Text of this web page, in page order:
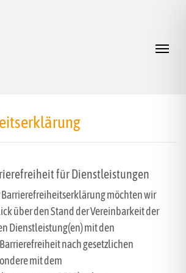
für Dienstleistungen
Barrierefreiheitserklärung möchten wir
über den Stand der Vereinbarkeit der
Dienstleistung(en) mit den
nach gesetzlichen
mit dem